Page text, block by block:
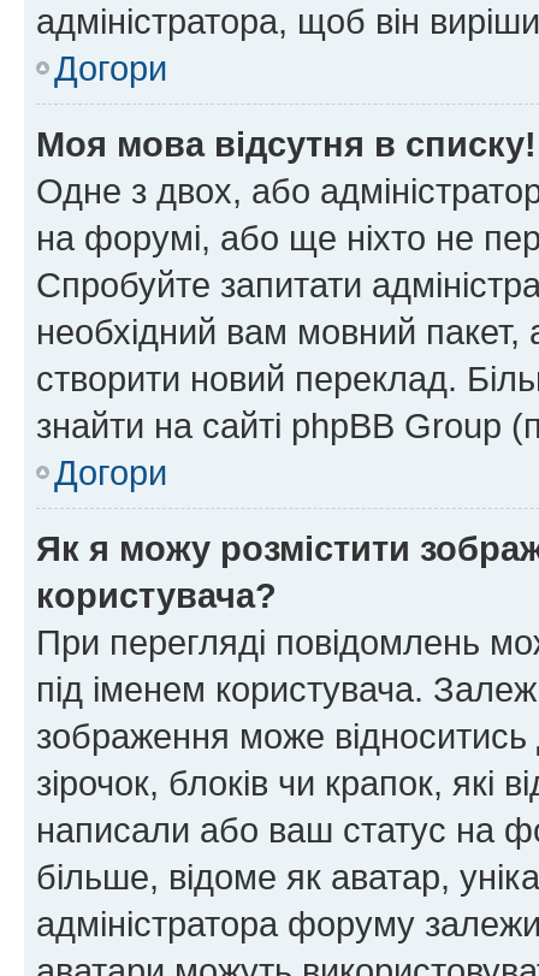
адміністратора, щоб він
Догори
Моя мова відсутня в списку!
Одне з двох, або
на форумі, або ще ніхто не
Спробуйте запитати
необхідний вам мовний
створити новий переклад.
знайти на сайті phpBB Group
Догори
Як я можу розмістити
користувача?
При перегляді повідомлень
під іменем користувача.
зображення може відноситись
зірочок, блоків чи крапок, які
написали або ваш статус на
більше, відоме як аватар,
адміністратора форуму